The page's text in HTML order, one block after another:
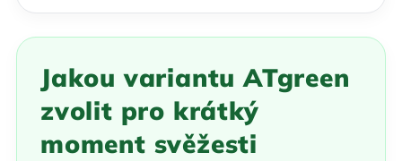
Jakou variantu ATgreen
zvolit pro krátký
moment svěžesti